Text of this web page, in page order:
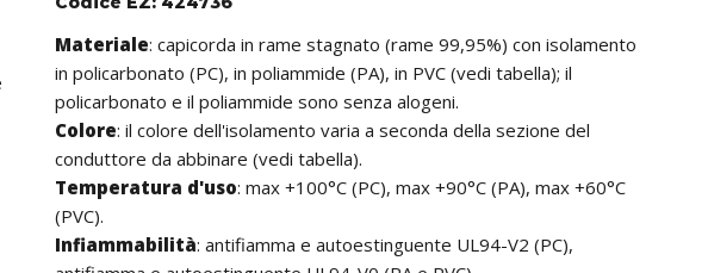
Materiale: capicorda in rame stagnato (rame 99,95%) con isolamento
in policarbonato (PC), in poliammide (PA), in PVC (vedi tabella); il
policarbonato e il poliammide sono senza alogeni.
Colore: il colore dell'isolamento varia a seconda della sezione del
conduttore da abbinare (vedi tabella).
Temperatura d'uso: max +100°C (PC), max +90°C (PA), max +60°C
(PVC).
Infiammabilità: antifiamma e autoestinguente UL94-V2 (PC),